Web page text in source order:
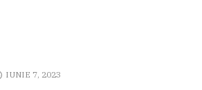
IUNIE 7, 2023